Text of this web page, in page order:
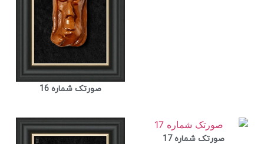
صورتک شماره 16
صورتک شماره 17